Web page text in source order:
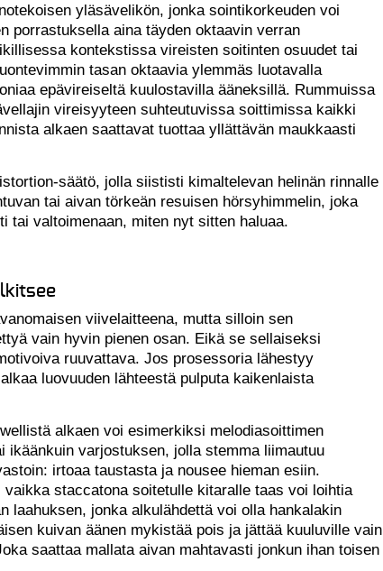
yläsävelikön, jonka sointikorkeuden voi
porrastuksella aina täyden oktaavin verran
kontekstissa vireisten soitinten osuudet tai
tasan oktaavia ylemmäs luotavalla
epävireiseltä kuulostavilla ääneksillä. Rummuissa
vireisyyteen suhteutuvissa soittimissa kaikki
alkaen saattavat tuottaa yllättävän maukkaasti
säätö, jolla siististi kimaltelevan helinän rinnalle
tai aivan törkeän resuisen hörsyhimmelin, joka
tai valtoimenaan, miten nyt sitten haluaa.
viivelaitteena, mutta silloin sen
vain hyvin pienen osan. Eikä se sellaiseksi
ruuvattava. Jos prosessoria lähestyy
luovuuden lähteestä pulputa kaikenlaista
alkaen voi esimerkiksi melodiasoittimen
ikäänkuin varjostuksen, jolla stemma liimautuu
irtoaa taustasta ja nousee hieman esiin.
staccatona soitetulle kitaralle taas voi loihtia
laahuksen, jonka alkulähdettä voi olla hankalakin
kuivan äänen mykistää pois ja jättää kuuluville vain
saattaa mallata aivan mahtavasti jonkun ihan toisen